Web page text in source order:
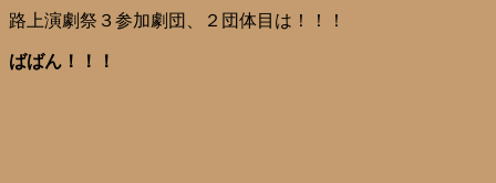
路上演劇祭３参加劇団、２団体目は！！！
ばばん！！！